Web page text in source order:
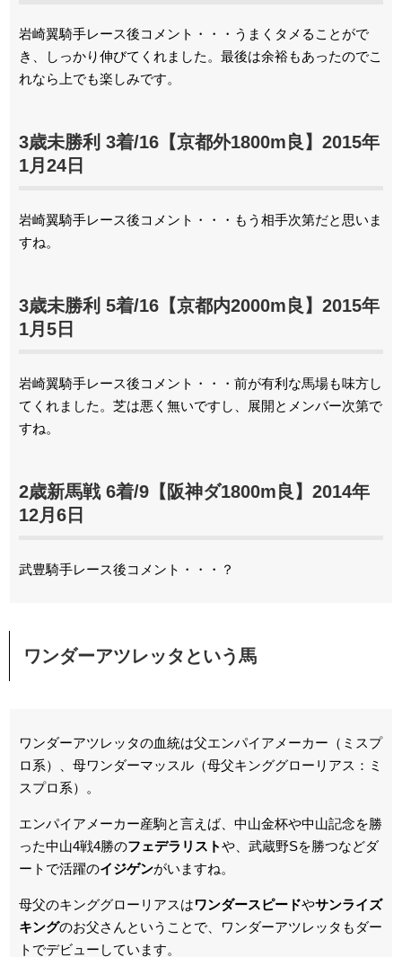
岩崎翼騎手レース後コメント・・・うまくタメることがで
き、しっかり伸びてくれました。最後は余裕もあったのでこ
れなら上でも楽しみです。
3歳未勝利 3着/16【京都外1800m良】2015年
1月24日
岩崎翼騎手レース後コメント・・・もう相手次第だと思いま
すね。
3歳未勝利 5着/16【京都内2000m良】2015年
1月5日
岩崎翼騎手レース後コメント・・・前が有利な馬場も味方し
てくれました。芝は悪く無いですし、展開とメンバー次第で
すね。
2歳新馬戦 6着/9【阪神ダ1800m良】2014年
12月6日
武豊騎手レース後コメント・・・？
ワンダーアツレッタという馬
ワンダーアツレッタの血統は父エンパイアメーカー（ミスプ
ロ系）、母ワンダーマッスル（母父キンググローリアス：ミ
スプロ系）。
エンパイアメーカー産駒と言えば、中山金杯や中山記念を勝
った中山4戦4勝のフェデラリストや、武蔵野Sを勝つなどダ
ートで活躍のイジゲンがいますね。
母父のキンググローリアスはワンダースピードやサンライズ
キングのお父さんということで、ワンダーアツレッタもダー
トでデビューしています。